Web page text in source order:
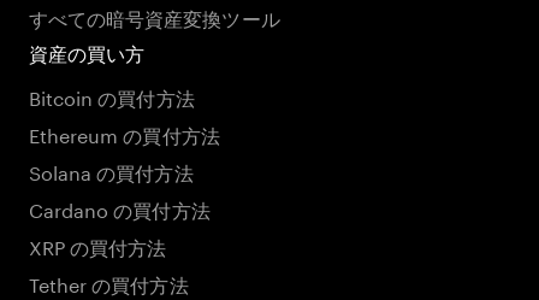
すべての暗号資産変換ツール
資産の買い方
Bitcoin の買付方法
Ethereum の買付方法
Solana の買付方法
Cardano の買付方法
XRP の買付方法
Tether の買付方法